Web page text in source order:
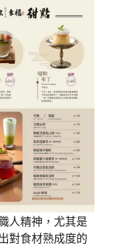
人精神，尤其是
對食材熟成度的